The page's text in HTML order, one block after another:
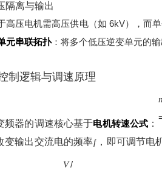
隔离与输出
高压电机需高压供电（如 6kV），而
元串联拓扑：将多个低压逆变单元的
制逻辑与调速原理
频器的调速核心基于电机转速公式 ：
n
变输出交流电的频率f ，即可调节电
V /